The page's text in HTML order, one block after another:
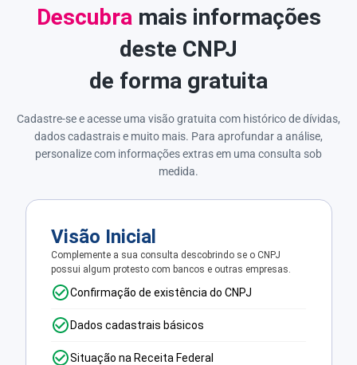
Descubramais informações
deste CNPJ
de forma gratuita
Cadastre-se e acesse uma visão gratuita com histórico de dívidas,
dados cadastrais e muito mais. Para aprofundar a análise,
personalize com informações extras em uma consulta sob
medida.
Visão Inicial
Complemente a sua consulta descobrindo se o CNPJ
possui algum protesto com bancos e outras empresas.
Confirmação de existência do CNPJ
Dados cadastrais básicos
Situação na Receita Federal